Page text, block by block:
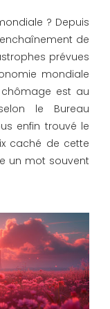
? Depuis
de
prévues
mondiale
est au
le Bureau
enfin trouvé le
caché de cette
un mot souvent